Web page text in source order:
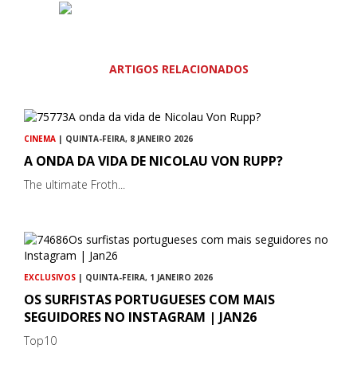
ARTIGOS RELACIONADOS
CINEMA | QUINTA-FEIRA, 8 JANEIRO 2026
A ONDA DA VIDA DE NICOLAU VON RUPP?
The ultimate Froth...
EXCLUSIVOS | QUINTA-FEIRA, 1 JANEIRO 2026
OS SURFISTAS PORTUGUESES COM MAIS
SEGUIDORES NO INSTAGRAM | JAN26
Top10